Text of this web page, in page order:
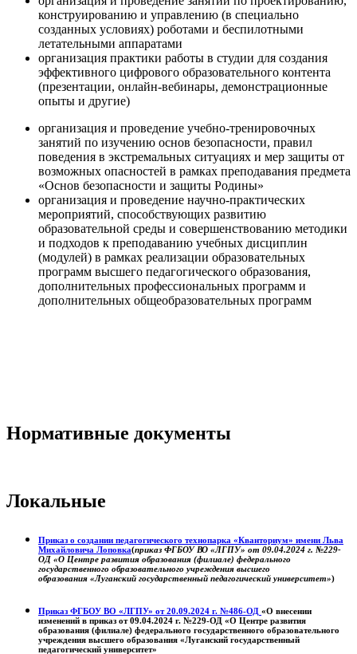
конструированию и управлению (в специально
созданных условиях) роботами и беспилотными
летательными аппаратами
организация практики работы в студии для создания
эффективного цифрового образовательного контента
(презентации, онлайн-вебинары, демонстрационные
опыты и другие)
организация и проведение учебно-тренировочных
занятий по изучению основ безопасности, правил
поведения в экстремальных ситуациях и мер защиты от
возможных опасностей в рамках преподавания предмета
«Основ безопасности и защиты Родины»
организация и проведение научно-практических
мероприятий, способствующих развитию
образовательной среды и совершенствованию методики
и подходов к преподаванию учебных дисциплин
(модулей) в рамках реализации образовательных
программ высшего педагогического образования,
дополнительных профессиональных программ и
дополнительных общеобразовательных программ
Нормативные документы
Локальные
Приказ о создании педагогического технопарка «Кванториум» имени Льва
Михайловича Лоповка(приказ ФГБОУ ВО «ЛГПУ» от 09.04.2024 г. №229-
ОД «О Центре развития образования (филиале) федерального
государственного образовательного учреждения высшего
образования «Луганский государственный педагогический университет»)
Приказ ФГБОУ ВО «ЛГПУ» от 20.09.2024 г. №486-ОД «О внесении
изменений в приказ от 09.04.2024 г. №229-ОД «О Центре развития
образования (филиале) федерального государственного образовательного
учреждения высшего образования «Луганский государственный
педагогический университет»